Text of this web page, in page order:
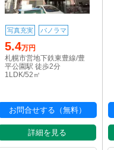
写真充実 パノラマ
5.4万円
札幌市営地下鉄東豊線/豊
平公園駅 徒歩2分
1LDK/52㎡
お問合せする（無料）
詳細を見る